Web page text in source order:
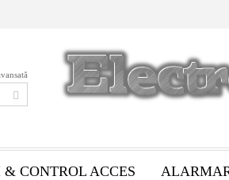
CONTROL ACCES